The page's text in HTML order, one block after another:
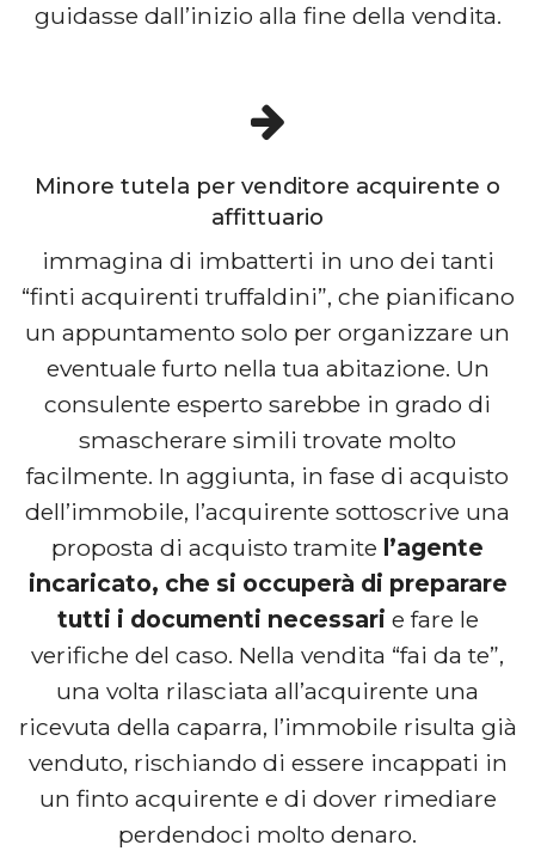
guidasse dall’inizio alla fine della vendita.
Minore tutela per venditore acquirente o
affittuario
immagina di imbatterti in uno dei tanti
“finti acquirenti truffaldini”, che pianificano
un appuntamento solo per organizzare un
eventuale furto nella tua abitazione. Un
consulente esperto sarebbe in grado di
smascherare simili trovate molto
facilmente. In aggiunta, in fase di acquisto
dell’immobile, l’acquirente sottoscrive una
proposta di acquisto tramite l’agente
incaricato, che si occuperà di preparare
tutti i documenti necessari e fare le
verifiche del caso. Nella vendita “fai da te”,
una volta rilasciata all’acquirente una
ricevuta della caparra, l’immobile risulta già
venduto, rischiando di essere incappati in
un finto acquirente e di dover rimediare
perdendoci molto denaro.